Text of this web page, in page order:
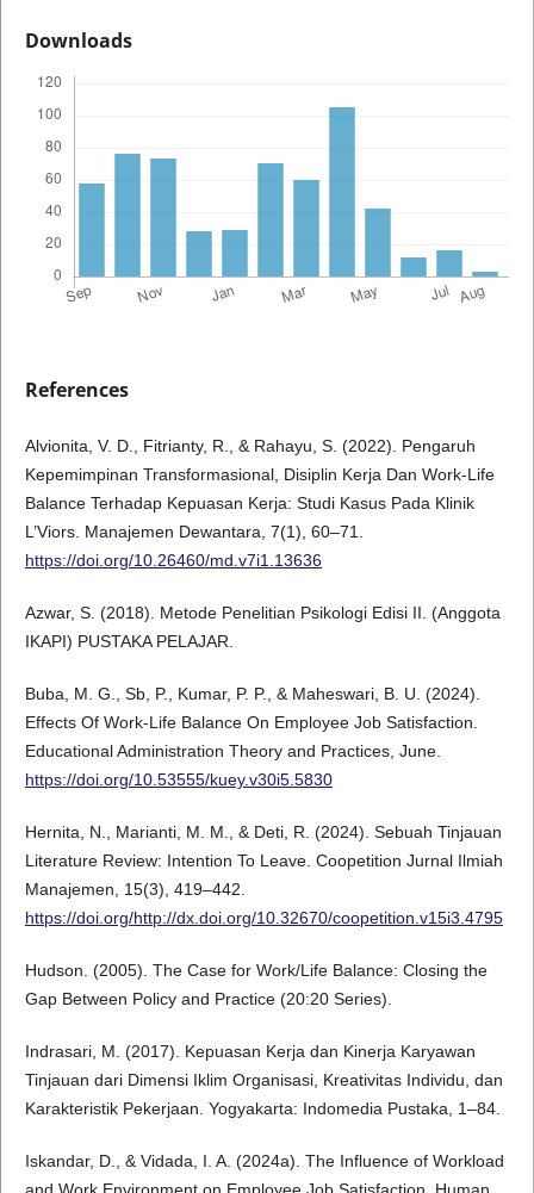
Downloads
References
Alvionita, V. D., Fitrianty, R., & Rahayu, S. (2022). Pengaruh
Kepemimpinan Transformasional, Disiplin Kerja Dan Work-Life
Balance Terhadap Kepuasan Kerja: Studi Kasus Pada Klinik
L’Viors. Manajemen Dewantara, 7(1), 60–71.
https://doi.org/10.26460/md.v7i1.13636
Azwar, S. (2018). Metode Penelitian Psikologi Edisi II. (Anggota
IKAPI) PUSTAKA PELAJAR.
Buba, M. G., Sb, P., Kumar, P. P., & Maheswari, B. U. (2024).
Effects Of Work-Life Balance On Employee Job Satisfaction.
Educational Administration Theory and Practices, June.
https://doi.org/10.53555/kuey.v30i5.5830
Hernita, N., Marianti, M. M., & Deti, R. (2024). Sebuah Tinjauan
Literature Review: Intention To Leave. Coopetition Jurnal Ilmiah
Manajemen, 15(3), 419–442.
https://doi.org/http://dx.doi.org/10.32670/coopetition.v15i3.4795
Hudson. (2005). The Case for Work/Life Balance: Closing the
Gap Between Policy and Practice (20:20 Series).
Indrasari, M. (2017). Kepuasan Kerja dan Kinerja Karyawan
Tinjauan dari Dimensi Iklim Organisasi, Kreativitas Individu, dan
Karakteristik Pekerjaan. Yogyakarta: Indomedia Pustaka, 1–84.
Iskandar, D., & Vidada, I. A. (2024a). The Influence of Workload